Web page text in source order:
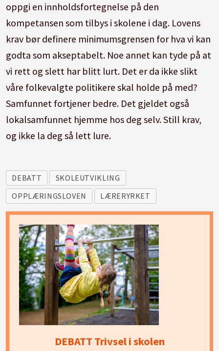
oppgi en innholdsfortegnelse på den
kompetansen som tilbys i skolene i dag. Lovens
krav bør definere minimumsgrensen for hva vi kan
godta som akseptabelt. Noe annet kan tyde på at
vi rett og slett har blitt lurt. Det er da ikke slikt
våre folkevalgte politikere skal holde på med?
Samfunnet fortjener bedre. Det gjeldet også
lokalsamfunnet hjemme hos deg selv. Still krav,
og ikke la deg så lett lure.
DEBATT
SKOLEUTVIKLING
OPPLÆRINGSLOVEN
LÆRERYRKET
DEBATT Trivsel i skolen